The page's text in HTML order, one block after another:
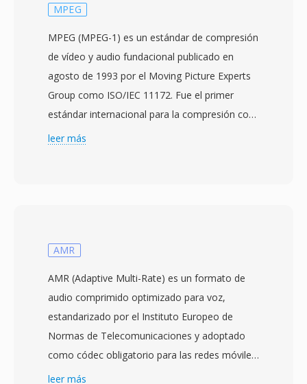
MPEG
MPEG (MPEG-1) es un estándar de compresión
de vídeo y audio fundacional publicado en
agosto de 1993 por el Moving Picture Experts
Group como ISO/IEC 11172. Fue el primer
estándar internacional para la compresión con
pérdida de imágenes en movimiento y audio
movimiento, codificación de transformada de
longitud variable, organizados en tres tipos de
cuadros: cuadros I (intra-codificados), cuadros
P (predichos) y cuadros B (predichos
bidireccionalmente). El estándar apunta a tasas
de bits de alrededor de 1.5 Mbps para audio y
leer más
AMR
AMR (Adaptive Multi-Rate) es un formato de
audio comprimido optimizado para voz,
estandarizado por el Instituto Europeo de
Normas de Telecomunicaciones y adoptado
como códec obligatorio para las redes móviles
GSM y 3G. El códec alterna dinamicamente
leer más